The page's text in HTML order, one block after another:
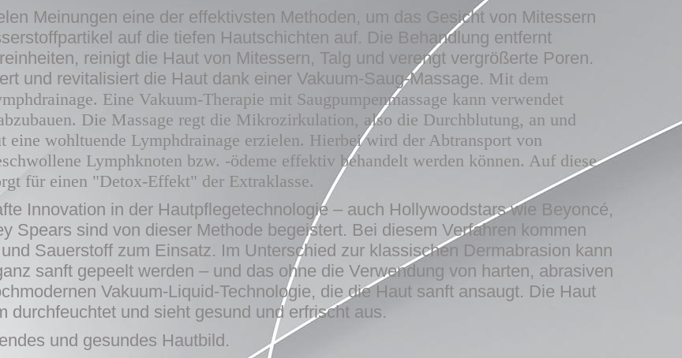
Meinungen eine der effektivsten Methoden, um das Gesicht von Mitessern
auf die tiefen Hautschichten auf. Die Behandlung entfernt
reinigt die Haut von Mitessern, Talg und verengt vergrößerte Poren.
und revitalisiert die Haut dank einer Vakuum-Saug-Massage. Mit dem
Eine Vakuum-Therapie mit Saugpumpenmassage kann verwendet
Die Massage regt die Mikrozirkulation, also die Durchblutung, an und
eine wohltuende Lymphdrainage erzielen. Hierbei wird der Abtransport von
Lymphknoten bzw. -ödeme effektiv behandelt werden können. Auf diese
für einen "Detox-Effekt" der Extraklasse.
Innovation in der Hautpflegetechnologie – auch Hollywoodstars wie Beyoncé,
Spears sind von dieser Methode begeistert. Bei diesem Verfahren kommen
Sauerstoff zum Einsatz. Im Unterschied zur klassischen Dermabrasion kann
sanft gepeelt werden – und das ohne die Verwendung von harten, abrasiven
Vakuum-Liquid-Technologie, die die Haut sanft ansaugt. Die Haut
durchfeuchtet und sieht gesund und erfrischt aus.
und gesundes Hautbild.